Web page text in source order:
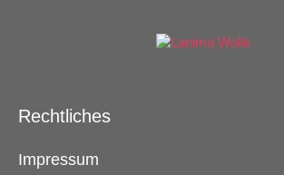
Rechtliches
Impressum